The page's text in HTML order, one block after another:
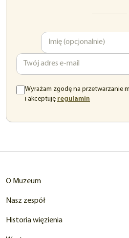
Wyrażam zgodę na przetwarzanie
i akceptuję regulamin
O Muzeum
Nasz zespół
Historia więzienia